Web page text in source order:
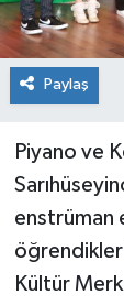
Paylaş
Piyano ve
enstrüman
Kültür